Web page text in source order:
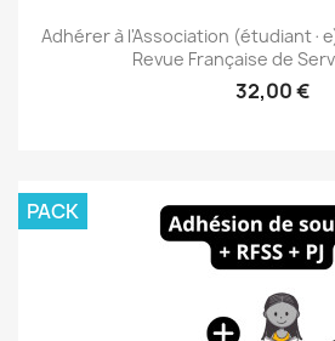
Adhérer à l'Association
Revue Française de
32,00 €
PACK